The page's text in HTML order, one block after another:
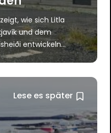
wie sich Litla
und dem
entwickeln...
Lese es später